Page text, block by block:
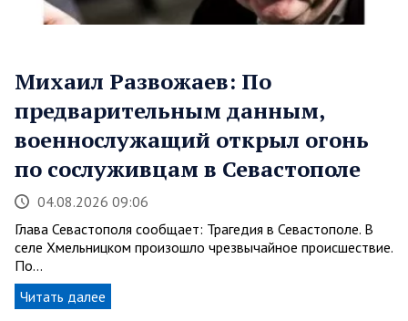
Михаил Развожаев: По
предварительным данным,
военнослужащий открыл огонь
по сослуживцам в Севастополе
04.08.2026 09:06
Глава Севастополя сообщает: Трагедия в Севастополе. В
селе Хмельницком произошло чрезвычайное происшествие.
По…
Читать далее